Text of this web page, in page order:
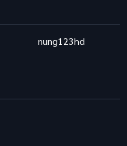
nung123hd